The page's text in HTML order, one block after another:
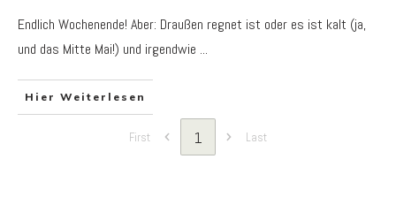
Endlich Wochenende! Aber: Draußen regnet ist oder es ist kalt (ja,
und das Mitte Mai!) und irgendwie ...
Hier Weiterlesen
First 1 Last